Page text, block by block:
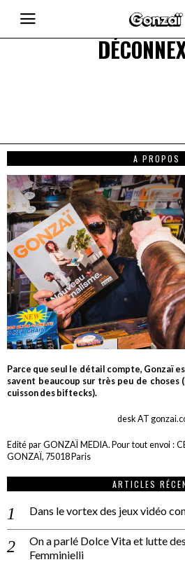
A PROPOS
Parce que seul le détail compte, Gonzaï
savent beaucoup sur très peu de
cuisson des biftecks).
desk AT
Edité par GONZAÏ MEDIA. Pour tout envoi :
GONZAÏ, 75018 Paris
ARTICLES
Dans le vortex des jeux vidéo
On a parlé Dolce Vita et lutte
Femminielli